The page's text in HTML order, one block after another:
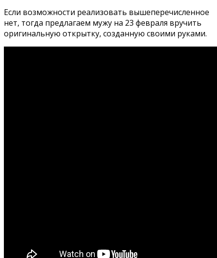
Если возможности реализовать вышеперечисленное
нет, тогда предлагаем мужу на 23 февраля вручить
оригинальную открытку, созданную своими руками.